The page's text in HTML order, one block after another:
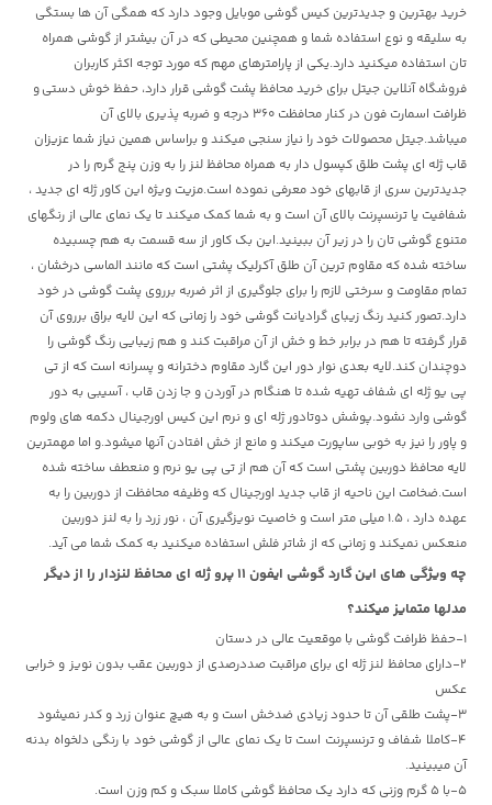
خرید بهترین و جدیدترین کیس گوشی موبایل وجود دارد که همگی آن ها بستگی
به سلیقه و نوع استفاده شما و همچنین محیطی که در آن بیشتر از گوشی همراه
تان استفاده میکنید دارد.یکی از پارامترهای مهم که مورد توجه اکثر کاربران
فروشگاه آنلاین جیتل برای خرید محافظ پشت گوشی قرار دارد، حفظ خوش دستی و
ظرافت اسمارت فون در کنار محافظت 360 درجه و ضربه پذیری بالای آن
میباشد.جیتل محصولات خود را نیاز سنجی میکند و براساس همین نیاز شما عزیزان
قاب ژله ای پشت طلق کپسول دار به همراه محافظ لنز را به وزن پنج گرم را در
جدیدترین سری از قابهای خود معرفی نموده است.مزیت ویژه این کاور ژله ای جدید ،
شفافیت یا ترنسپرنت بالای آن است و به شما کمک میکند تا یک نمای عالی از رنگهای
متنوع گوشی تان را در زیر آن ببینید.این بک کاور از سه قسمت به هم چسبیده
ساخته شده که مقاوم ترین آن طلق آکرلیک پشتی است که مانند الماسی درخشان ،
تمام مقاومت و سرختی لازم را برای جلوگیری از اثر ضربه برروی پشت گوشی در خود
دارد.تصور کنید رنگ زیبای گرادیانت گوشی خود را زمانی که این لایه براق برروی آن
قرار گرفته تا هم در برابر خط و خش از آن مراقبت کند و هم زیبایی رنگ گوشی را
دوچندان کند.لایه بعدی نوار دور این گارد مقاوم دخترانه و پسرانه است که از تی
پی یو ژله ای شفاف تهیه شده تا هنگام در آوردن و جا زدن قاب ، آسیبی به دور
گوشی وارد نشود.پوشش دوتادور ژله ای و نرم این کیس اورجینال دکمه های ولوم
و پاور را نیز به خوبی ساپورت میکند و مانع از خش افتادن آنها میشود.و اما مهمترین
لایه محافظ دوربین پشتی است که آن هم از تی پی یو نرم و منعطف ساخته شده
است.ضخامت این ناحیه از قاب جدید اورجینال که وظیفه محافظت از دوربین را به
عهده دارد ، 1.5 میلی متر است و خاصیت نویزگیری آن ، نور زرد را به لنز دوربین
منعکس نمیکند و زمانی که از شاتر فلش استفاده میکنید به کمک شما می آید.
چه ویژگی های این
گارد گوشی ایفون 11 پرو ژله ای محافظ لنزدار را از دیگر
مدلها متمایز میکند؟
1-حفظ ظرافت گوشی با موقعیت عالی در دستان
2-دارای محافظ لنز ژله ای برای مراقبت صددرصدی از دوربین عقب بدون نویز و خرابی
عکس
3-پشت طلقی آن تا حدود زیادی ضدخش است و به هیچ عنوان زرد و کدر نمیشود
4-کاملا شفاف و ترنسپرنت است تا یک نمای عالی از گوشی خود با رنگی دلخواه بدنه
آن میبینید.
5-با 5 گرم وزنی که دارد یک محافظ گوشی کاملا سبک و کم وزن است.